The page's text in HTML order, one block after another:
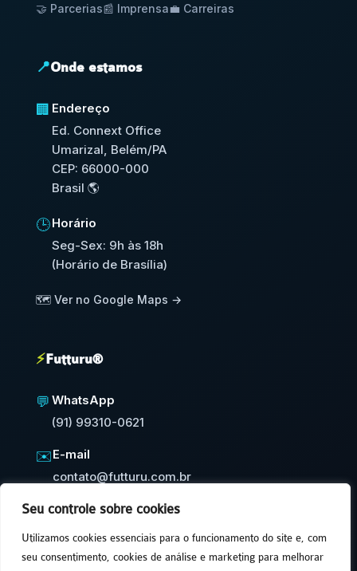
Seu controle sobre cookies
Utilizamos cookies essenciais para o funcionamento do site e, com
seu consentimento, cookies de análise e marketing para melhorar
🤝 Parcerias📰 Imprensa💼 Carreiras
📍Onde estamos
🏢 Endereço
Ed. Connext Office
Umarizal, Belém/PA
CEP: 66000-000
Brasil 🌎
🕒Horário
Seg-Sex: 9h às 18h
(Horário de Brasília)
🗺️ Ver no Google Maps →
⚡Futturu®
💬 WhatsApp
(91) 99310-0621
✉️E-mail
contato@futturu.com.br
⚡Resposta em até 24h úteis